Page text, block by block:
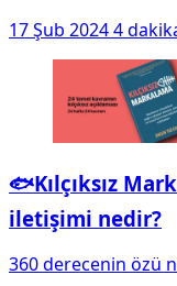
17 Şub 20244
🐟Kılçıksız
iletişimi nedir?
360 derecenin özü